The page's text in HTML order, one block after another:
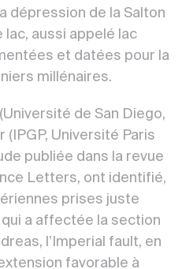
dépression de la Salton
lac, aussi appelé lac
et datées pour la
millénaires.
de San Diego,
(IPGP, Université Paris
publiée dans la revue
Letters, ont identifié,
prises juste
a affectée la section
l’Imperial fault, en
favorable à